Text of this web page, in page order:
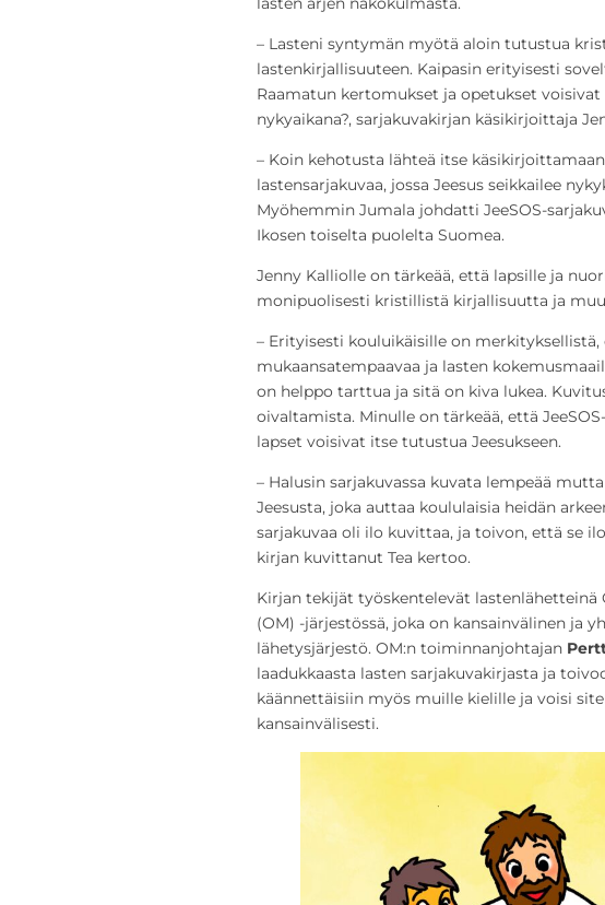
– Lasteni syntymän myötä aloin tutustua
lastenkirjallisuuteen. Kaipasin erityisesti
Raamatun kertomukset ja opetukset
nykyaikana?, sarjakuvakirjan käsikirjoittaja
– Koin kehotusta lähteä itse
lastensarjakuvaa, jossa Jeesus seikkailee
Myöhemmin Jumala johdatti JeeSOS-
Ikosen toiselta puolelta Suomea.
Jenny Kalliolle on tärkeää, että lapsille ja
monipuolisesti kristillistä kirjallisuutta ja
– Erityisesti kouluikäisille on
mukaansatempaavaa ja lasten
on helppo tarttua ja sitä on kiva lukea.
oivaltamista. Minulle on tärkeää, että
lapset voisivat itse tutustua Jeesukseen.
– Halusin sarjakuvassa kuvata lempeää
Jeesusta, joka auttaa koululaisia heidän
sarjakuvaa oli ilo kuvittaa, ja toivon, että se
kirjan kuvittanut Tea kertoo.
Kirjan tekijät työskentelevät lastenlähetteinä
(OM) -järjestössä, joka on kansainvälinen ja
lähetysjärjestö. OM:n toiminnanjohtajan
laadukkaasta lasten sarjakuvakirjasta ja
käännettäisiin myös muille kielille ja voisi
kansainvälisesti.